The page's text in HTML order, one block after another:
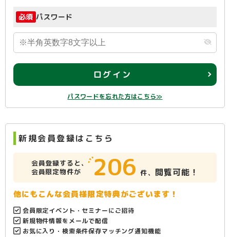
必須 パスワード
ログイン
パスワードを忘れた方はこちら≫
新規会員登録はこちら
会員登録すると、
会員限定物件が
206 件、 閲覧可能！
他にもこんな会員様限定特典がございます！
会員限定イベント・セミナーにご招待
新規物件情報をメールで配信
お気に入り・検索条件保存マッチング通知機能